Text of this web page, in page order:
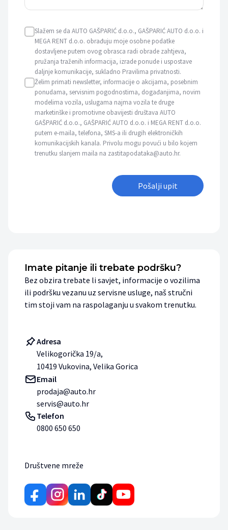
Slažem se da AUTO GAŠPARIĆ d.o.o., GAŠPARIĆ AUTO d.o.o. i
MEGA RENT d.o.o. obrađuju moje osobne podatke
dostavljene putem ovog obrasca radi obrade zahtjeva,
pružanja traženih informacija, izrade ponude i uspostave
daljnje komunikacije, sukladno Pravilima privatnosti.
Želim primati newsletter, informacije o akcijama, posebnim
ponudama, servisnim pogodnostima, događanjima, novim
modelima vozila, uslugama najma vozila te druge
marketinške i promotivne obavijesti društava AUTO
GAŠPARIĆ d.o.o., GAŠPARIĆ AUTO d.o.o. i MEGA RENT d.o.o.
putem e-maila, telefona, SMS-a ili drugih elektroničkih
komunikacijskih kanala. Privolu mogu povući u bilo kojem
trenutku slanjem maila na zastitapodataka@auto.hr.
Pošalji upit
Imate pitanje ili trebate podršku?
Bez obzira trebate li savjet, informacije o vozilima
ili podršku vezanu uz servisne usluge, naš stručni
tim stoji vam na raspolaganju u svakom trenutku.
Adresa
Velikogorička 19/a,
10419 Vukovina, Velika Gorica
Email
prodaja@auto.hr
servis@auto.hr
Telefon
0800 650 650
Društvene mreže